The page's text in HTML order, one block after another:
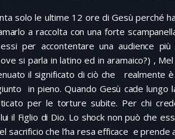
solo le ultime 12 ore di Gesù
a raccolta con una forte
per accontentare una audience
si parla in latino ed in aramaico?) ,
il significato di ciò che realmente
in pieno. Quando Gesù cade
per le torture subite. Per chi
il Figlio di Dio. Lo shock non può che
sacrificio che l’ha resa efficace e